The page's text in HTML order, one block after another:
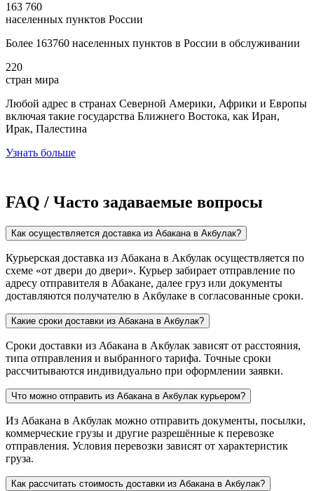
163 760
населенных пунктов России
Более 163760 населенных пунктов в России в обслуживании
220
стран мира
Любой адрес в странах Северной Америки, Африки и Европы
включая такие государства Ближнего Востока, как Иран,
Ирак, Палестина
Узнать больше
FAQ / Часто задаваемые вопросы
Как осуществляется доставка из Абакана в Акбулак?
Курьерская доставка из Абакана в Акбулак осуществляется по
схеме «от двери до двери». Курьер забирает отправление по
адресу отправителя в Абакане, далее груз или документы
доставляются получателю в Акбулаке в согласованные сроки.
Какие сроки доставки из Абакана в Акбулак?
Сроки доставки из Абакана в Акбулак зависят от расстояния,
типа отправления и выбранного тарифа. Точные сроки
рассчитываются индивидуально при оформлении заявки.
Что можно отправить из Абакана в Акбулак курьером?
Из Абакана в Акбулак можно отправить документы, посылки,
коммерческие грузы и другие разрешённые к перевозке
отправления. Условия перевозки зависят от характеристик
груза.
Как рассчитать стоимость доставки из Абакана в Акбулак?